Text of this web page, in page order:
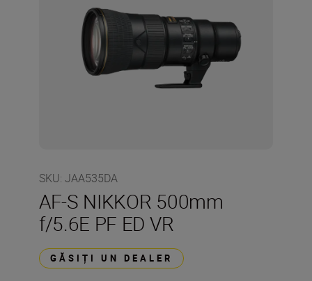
SKU: JAA535DA
AF-S NIKKOR 500mm
f/5.6E PF ED VR
GĂSIȚI UN DEALER